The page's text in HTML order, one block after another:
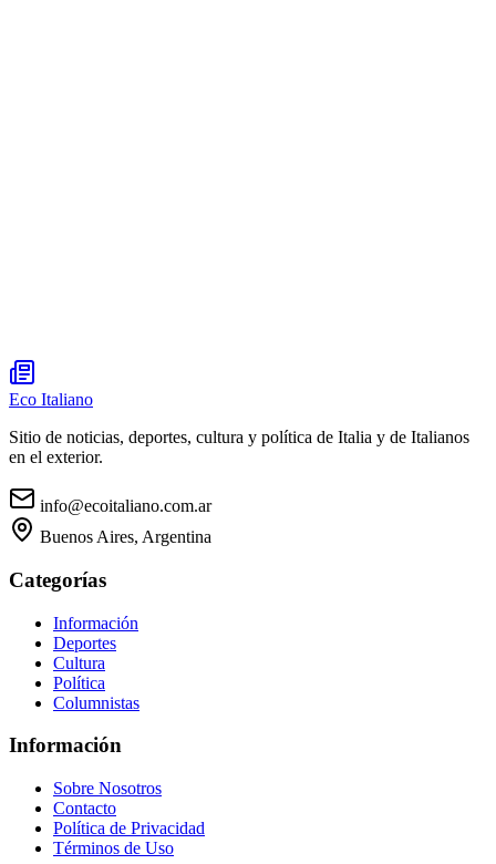
Eco Italiano
Sitio de noticias, deportes, cultura y política de Italia y de Italianos
en el exterior.
info@ecoitaliano.com.ar
Buenos Aires, Argentina
Categorías
Información
Deportes
Cultura
Política
Columnistas
Información
Sobre Nosotros
Contacto
Política de Privacidad
Términos de Uso